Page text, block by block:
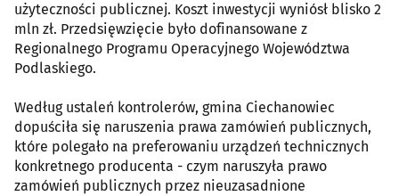
użyteczności publicznej. Koszt inwestycji wyniósł blisko 2
mln zł. Przedsięwzięcie było dofinansowane z
Regionalnego Programu Operacyjnego Województwa
Podlaskiego.
Według ustaleń kontrolerów, gmina Ciechanowiec
dopuściła się naruszenia prawa zamówień publicznych,
które polegało na preferowaniu urządzeń technicznych
konkretnego producenta - czym naruszyła prawo
zamówień publicznych przez nieuzasadnione